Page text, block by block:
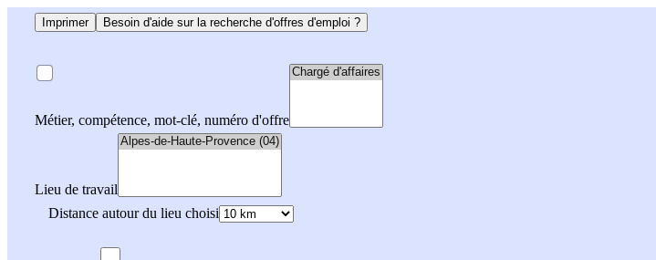
Imprimer Besoin d'aide sur la recherche d'offres d'emploi ?
Métier, compétence, mot-clé, numéro d'offre
Lieu de travail
Distance autour du lieu choisi